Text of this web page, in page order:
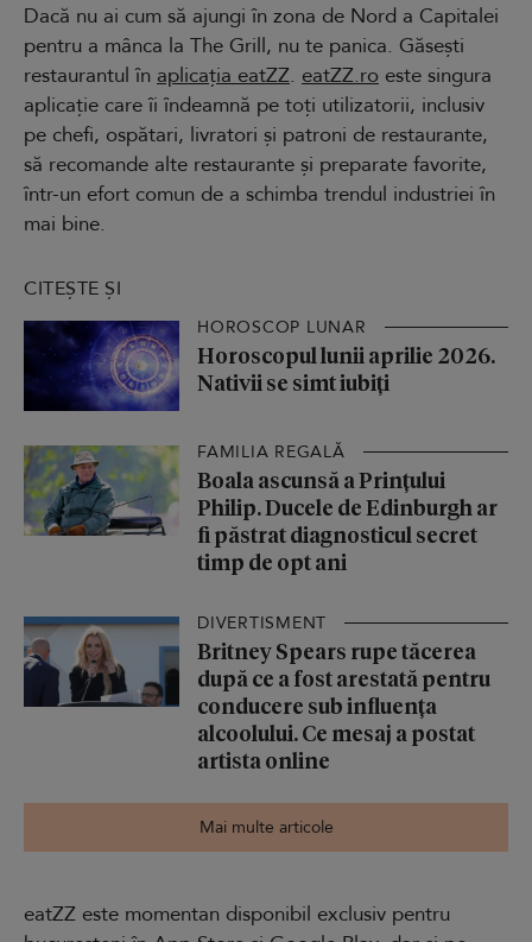
Dacă nu ai cum să ajungi în zona de Nord a Capitalei
pentru a mânca la The Grill, nu te panica. Găsești
restaurantul în aplicația eatZZ. eatZZ.ro este singura
aplicație care îi îndeamnă pe toți utilizatorii, inclusiv
pe chefi, ospătari, livratori și patroni de restaurante,
să recomande alte restaurante și preparate favorite,
într-un efort comun de a schimba trendul industriei în
mai bine.
CITEȘTE ȘI
HOROSCOP LUNAR
Horoscopul lunii aprilie 2026.
Nativii se simt iubiți
FAMILIA REGALĂ
Boala ascunsă a Prințului
Philip. Ducele de Edinburgh ar
fi păstrat diagnosticul secret
timp de opt ani
DIVERTISMENT
Britney Spears rupe tăcerea
după ce a fost arestată pentru
conducere sub influența
alcoolului. Ce mesaj a postat
artista online
Mai multe articole
eatZZ este momentan disponibil exclusiv pentru